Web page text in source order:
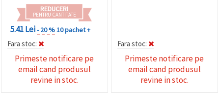
REDUCERI
PENTRU CANTITATE
5.41 Lei- 20 %10 pachet +
Fara stoc:
Primeste notificare pe
email cand produsul
revine in stoc.
Fara stoc:
Primeste notificare pe
email cand produsul
revine in stoc.